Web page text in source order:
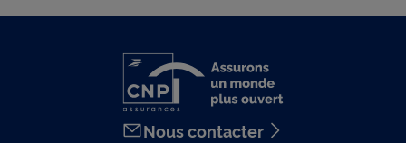
Nous contacter